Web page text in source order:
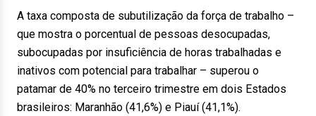
A taxa composta de subutilização da força de trabalho –
que mostra o porcentual de pessoas desocupadas,
subocupadas por insuficiência de horas trabalhadas e
inativos com potencial para trabalhar – superou o
patamar de 40% no terceiro trimestre em dois Estados
brasileiros: Maranhão (41,6%) e Piauí (41,1%).